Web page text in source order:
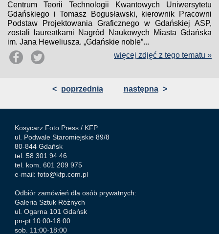
Centrum Teorii Technologii Kwantowych Uniwersytetu
Gdańskiego i Tomasz Bogusławski, kierownik Pracowni
Podstaw Projektowania Graficznego w Gdańskiej ASP,
zostali laureatkami Nagród Naukowych Miasta Gdańska
im. Jana Heweliusza. „Gdańskie noble”...
więcej zdjęć z tego tematu »
< poprzednia następna >
Kosycarz Foto Press / KFP
ul. Podwale Staromiejskie 89/8
80-844 Gdańsk
tel. 58 301 94 46
tel. kom. 601 209 975
e-mail: foto@kfp.com.pl
Odbiór zamówień dla osób prywatnych:
Galeria Sztuk Różnych
ul. Ogarna 101 Gdańsk
pn-pt 10:00-18:00
sob. 11:00-18:00